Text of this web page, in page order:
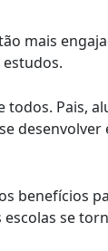
mais
Pais,
benefícios
se